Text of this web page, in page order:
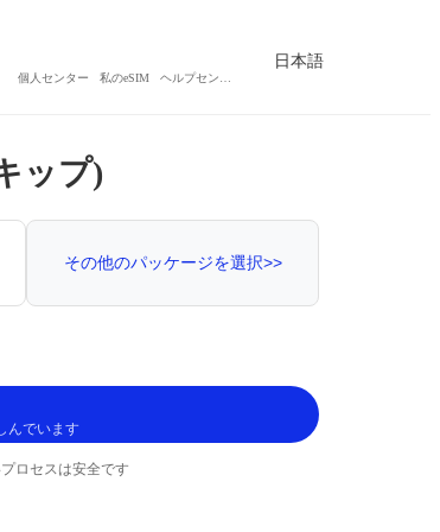
個人センター 私のeSIM
日本語
ップ)
その他のパッケージを選択>>
んでいます
ロセスは安全です